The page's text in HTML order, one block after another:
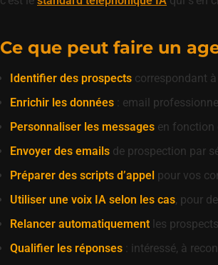
Ce que peut faire un
Identifier des prospects correspondant
Enrichir les données : email
Personnaliser les messages en fonction
Envoyer des emails de prospection par
Préparer des scripts d’appel pour vos
Utiliser une voix IA selon les cas, pour
Relancer automatiquement les
Qualifier les réponses : intéressé, à